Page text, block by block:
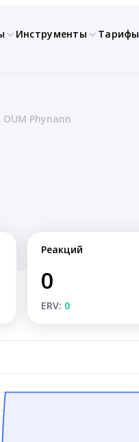
Инструменты Тарифы
OUM Phynann
Реакций
0
ERV: 0